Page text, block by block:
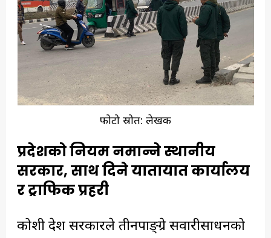
फोटो स्रोत: लेखक
प्रदेशको नियम नमान्ने स्थानीय
सरकार, साथ दिने यातायात कार्यालय
र ट्राफिक प्रहरी
कोशी प्रदेश सरकारले तीनपाङ्ग्रे सवारीसाधनको